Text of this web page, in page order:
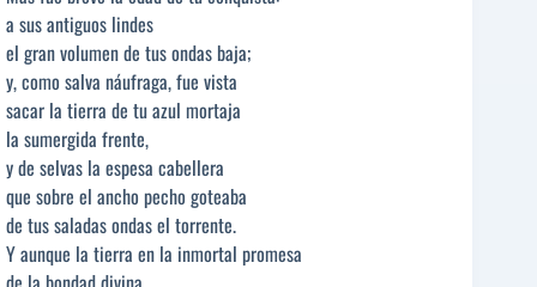
a sus antiguos lindes
el gran volumen de tus ondas baja;
y, como salva náufraga, fue vista
sacar la tierra de tu azul mortaja
la sumergida frente,
y de selvas la espesa cabellera
que sobre el ancho pecho goteaba
de tus saladas ondas el torrente.
Y aunque la tierra en la inmortal promesa